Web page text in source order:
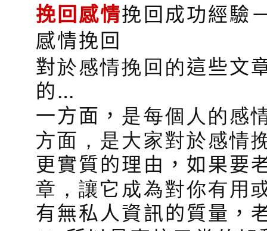
挽回感情挽回成功經驗
感情挽回
對於感情挽回的這些文
的…
一方面， 是每個人的感
方面，是大家對於感情
更實質的理由，如果要
章，讓它成為對你有用
有無私人資訊的質量，